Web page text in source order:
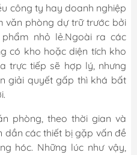
công ty hay doanh nghiệp
văn phòng dự trữ trước bởi
nhỏ lẻ.Ngoài ra các
có kho hoặc diện tích kho
trực tiếp sẽ hợp lý, nhưng
giải quyết gấp thì khá bất
phòng, theo thời gian và
các thiết bị gặp vấn đề
hóc. Những lúc như vậy,